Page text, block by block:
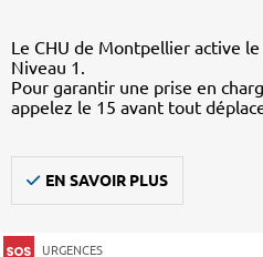
Le CHU de Montpellier active
Niveau 1.
Pour garantir une prise en
appelez le 15 avant tout
EN SAVOIR PLUS
URGENCES